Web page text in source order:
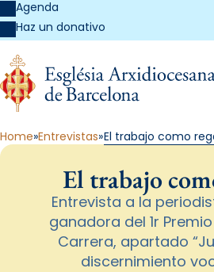
Agenda
Haz un donativo
Home Entrevistas El trabajo como
El trabajo
Entrevista a la
ganadora del 1r
Carrera, apartado
discernimiento